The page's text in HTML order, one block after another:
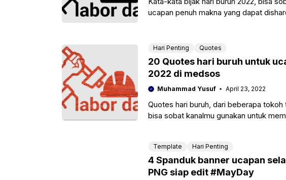
ucapan penuh makna yang dapat
Hari Penting Quotes
20 Quotes hari buruh untuk
2022 di medsos
Muhammad Yusuf April 23, 2022
Quotes hari buruh, dari beberapa
bisa sobat kanalmu gunakan untuk
Template Hari Penting
4 Spanduk banner ucapan
PNG siap edit #MayDay